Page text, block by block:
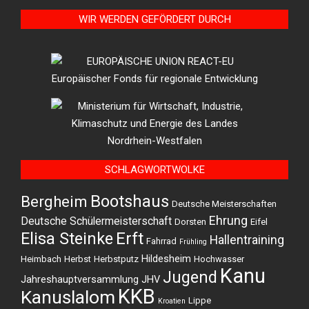
WIR WERDEN GEFÖRDERT DURCH
SCHLAGWORTWOLKE
Bergheim Bootshaus Deutsche Meisterschaften
Deutsche Schülermeisterschaft Dorsten Ehrung Eifel
Elisa Steinke Erft Fahrrad Frühling Hallentraining
Heimbach Herbst Herbstputz Hildesheim Hochwasser
Jahreshauptversammlung JHV Jugend Kanu
Kanuslalom KKB Kroatien Lippe